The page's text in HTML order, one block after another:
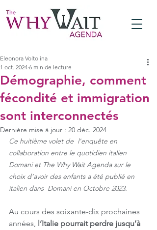
Démographie, comment
fécondité et immigration
sont interconnectés
Eleonora Voltolina
1 oct. 2024 6 min de lecture
Dernière mise à jour : 20 déc. 2024
Ce huitième volet de  l'enquête en
collaboration entre le quotidien italien
Domani et The Why Wait Agenda sur le
choix d’avoir des enfants a été publié en
italien dans  Domani en Octobre 2023.
Au cours des soixante-dix prochaines
années, l’Italie pourrait perdre jusqu’à